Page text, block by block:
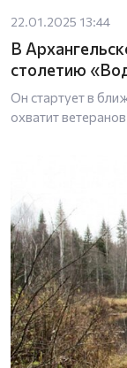
22.01.2025 13:44
В
столетию
Он стартует в
охватит